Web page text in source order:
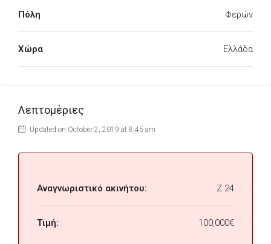
Πόλη Φερών
Χώρα Ελλάδα
Λεπτομέριες
Updated on October 2, 2019 at 8:45 am
Αναγνωριστικό ακινήτου: Z 24
Τιμή: 100,000€